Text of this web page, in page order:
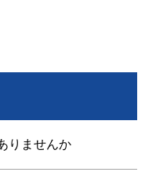
りませんか